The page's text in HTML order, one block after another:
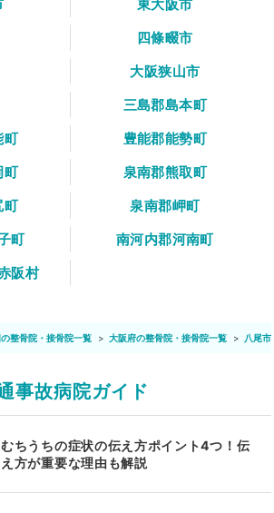
東大阪市
四條畷市
大阪狭山市
三島郡島本町
町
豊能郡能勢町
町
泉南郡熊取町
町
泉南郡岬町
町
南河内郡河南町
阪村
整骨院・接骨院一覧 大阪府の整骨院・接骨院一覧 八尾
事故病院ガイド
むちうちの症状の伝え方ポイント4つ！伝
え方が重要な理由も解説